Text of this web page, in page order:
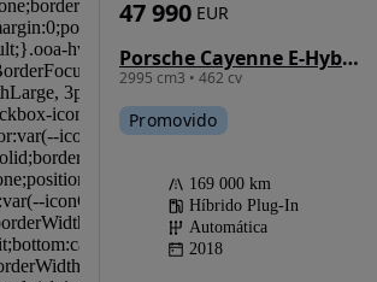
Porsche Cayenne E-Hybrid
2995 cm3 • 462 cv
47 990 EUR
Promovido
169 000 km
Híbrido Plug-In
Automática
2018